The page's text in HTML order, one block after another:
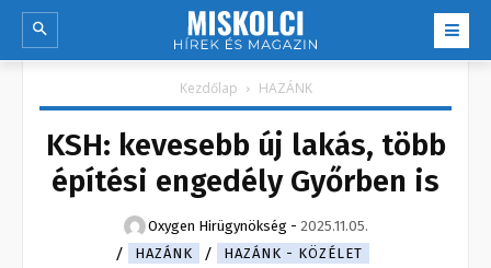
Kezdőlap HAZÁNK
KSH: kevesebb új lakás, több
építési engedély Győrben is
Oxygen Hirügynökség - 2025.11.05.
HAZÁNK
HAZÁNK - KÖZÉLET